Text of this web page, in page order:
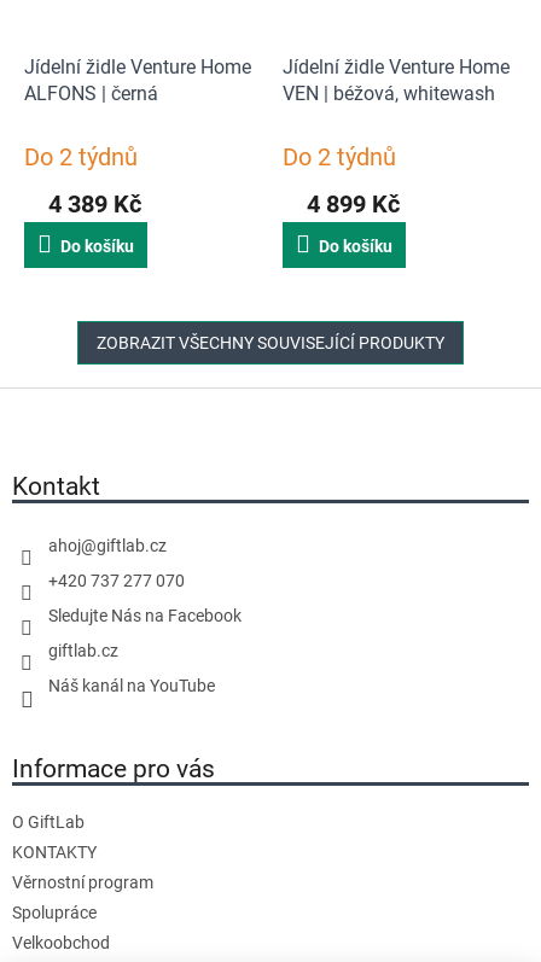
Jídelní židle Venture Home
ALFONS | černá
Do 2 týdnů
4 389 Kč
Do košíku
Jídelní židle Venture Home
VEN | béžová, whitewash
Do 2 týdnů
4 899 Kč
Do košíku
ZOBRAZIT VŠECHNY SOUVISEJÍCÍ PRODUKTY
Kontakt
ahoj@giftlab.cz
+420 737 277 070
Sledujte Nás na Facebook
giftlab.cz
Náš kanál na YouTube
Informace pro vás
O GiftLab
KONTAKTY
Věrnostní program
Spolupráce
Velkoobchod